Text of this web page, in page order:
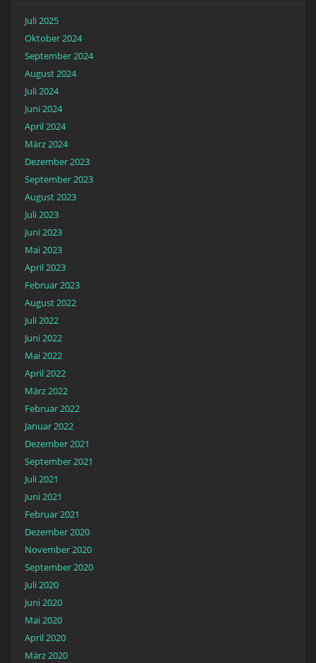
Juli 2025
Oktober 2024
September 2024
August 2024
Juli 2024
Juni 2024
April 2024
März 2024
Dezember 2023
September 2023
August 2023
Juli 2023
Juni 2023
Mai 2023
April 2023
Februar 2023
August 2022
Juli 2022
Juni 2022
Mai 2022
April 2022
März 2022
Februar 2022
Januar 2022
Dezember 2021
September 2021
Juli 2021
Juni 2021
Februar 2021
Dezember 2020
November 2020
September 2020
Juli 2020
Juni 2020
Mai 2020
April 2020
März 2020